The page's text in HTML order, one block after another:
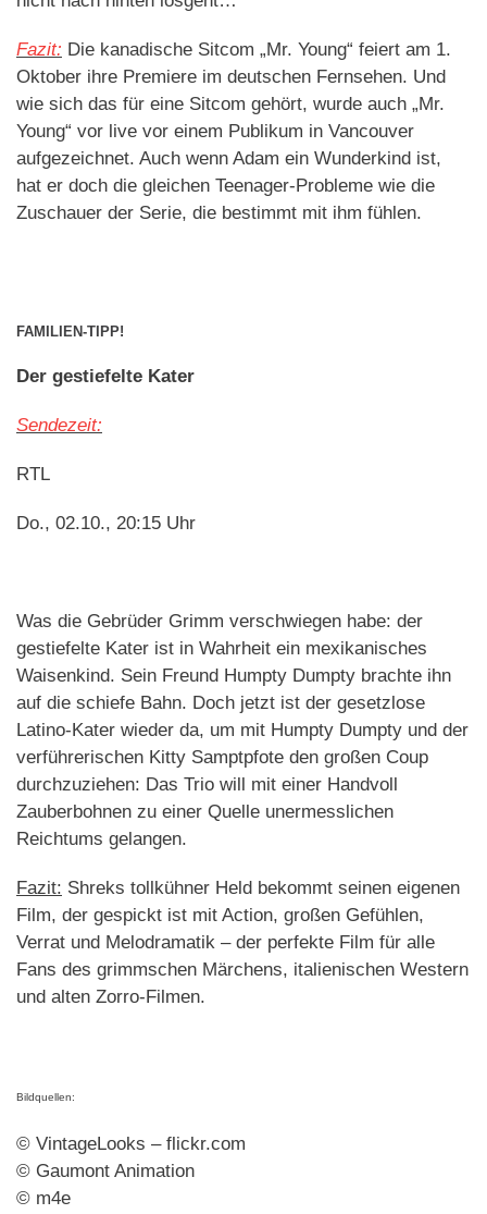
Fazit: Die kanadische Sitcom „Mr. Young“ feiert am 1.
Oktober ihre Premiere im deutschen Fernsehen. Und
wie sich das für eine Sitcom gehört, wurde auch „Mr.
Young“ vor live vor einem Publikum in Vancouver
aufgezeichnet. Auch wenn Adam ein Wunderkind ist,
hat er doch die gleichen Teenager-Probleme wie die
Zuschauer der Serie, die bestimmt mit ihm fühlen.
FAMILIEN-TIPP!
Der gestiefelte Kater
Sendezeit:
RTL
Do., 02.10., 20:15 Uhr
Was die Gebrüder Grimm verschwiegen habe: der
gestiefelte Kater ist in Wahrheit ein mexikanisches
Waisenkind. Sein Freund Humpty Dumpty brachte ihn
auf die schiefe Bahn. Doch jetzt ist der gesetzlose
Latino-Kater wieder da, um mit Humpty Dumpty und der
verführerischen Kitty Samptpfote den großen Coup
durchzuziehen: Das Trio will mit einer Handvoll
Zauberbohnen zu einer Quelle unermesslichen
Reichtums gelangen.
Fazit: Shreks tollkühner Held bekommt seinen eigenen
Film, der gespickt ist mit Action, großen Gefühlen,
Verrat und Melodramatik – der perfekte Film für alle
Fans des grimmschen Märchens, italienischen Western
und alten Zorro-Filmen.
Bildquellen:
© VintageLooks – flickr.com
© Gaumont Animation
© m4e